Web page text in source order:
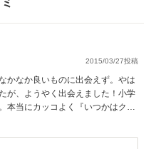
2015/03/27投稿
かなか良いものに出会えず。やは
が、ようやく出会えました！小学
当にカッコよく『いつかはクレ
関、どれも程度が良く、さらに、